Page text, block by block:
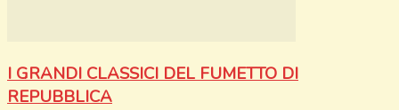
I GRANDI CLASSICI DEL FUMETTO DI
REPUBBLICA